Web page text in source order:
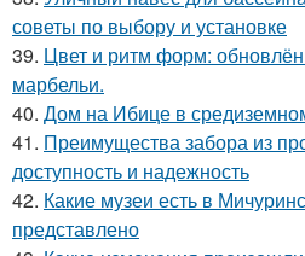
советы по выбору и установке
39. Цвет и ритм форм:
марбельи.
40. Дом на Ибице в
41. Преимущества забора из
доступность и надежность
42. Какие музеи есть в
представлено